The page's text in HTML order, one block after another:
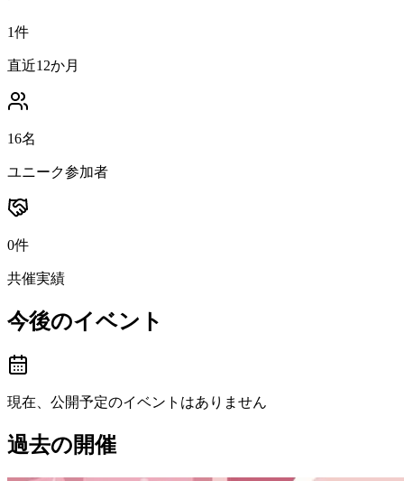
1件
直近12か月
16名
ユニーク参加者
0件
共催実績
今後のイベント
現在、公開予定のイベントはありません
過去の開催